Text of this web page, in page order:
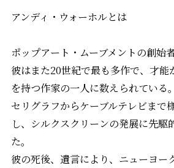
アンディ・ウォーホルとは
ポップアート・ムーブメントの創始
彼はまた20世紀で最も多作で、才能
を持つ作家の一人に数えられている。
セリグラフからケーブルテレビまで
し、シルクスクリーンの発展に先駆
た。
彼の死後、遺言により、ニューヨー